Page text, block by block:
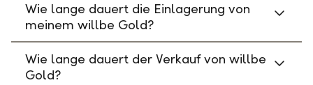
Wie lange dauert die Einlagerung von
meinem willbe Gold?
Wie lange dauert der Verkauf von willbe
Gold?